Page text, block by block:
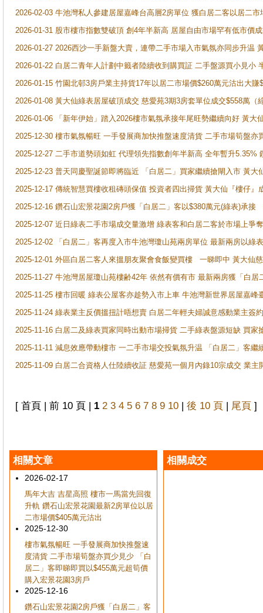
2026-02-03 牛池灣私人參建居屋嘉峰台高層2房單位 獲白居二客以居二市
2026-01-31 股市樓市指數雙破頂 創4年半新高 居屋自由市場罕有低市價
2026-01-27 2026西沙一手新盤大賣，連帶二手市場入市氣氛亦同步升温
2026-01-22 白居二青年人計劃中籤者陸續收到購買証 二手盤源買小見小
2026-01-15 竹園北邨3房戶業主持貨17年以居二市場價$260萬元沽出大賺
2026-01-08 黃大仙綠表居屋破頂成交 慈愛苑3期3房套單位成交$558萬（
2026-01-06 「新年伊始」踏入2026樓市氣氛承接年尾旺勢繼續向好 黃
2025-12-30 樓市氣氛暢旺 一手發展商加快推盤速度清貨 二手市場筍盤
2025-12-27 二手市道勢頭如虹 代理領先指數創年半新高 全年暫升5.35%
2025-12-23 普天同慶聖誕節即將臨近 「白居二」買家繼續搶閘入市 黃
2025-12-17 傳統智慧買樓收租磚頭保值 投資者四出掃貨 黃大仙『樓仔
2025-12-16 鑽石山宏景花園2房戶獲「白居二」客以$380萬元(綠表)承接
2025-12-07 近日綠表二手市場成交量激增 綠表客和白居二客於市場上
2025-12-02 「白居二」客再度入市牛池灣瓊山苑兩房單位 最新兩房以綠
2025-12-01 外區白居二客人來搵朋友聚會食飯變買樓 一睇即中 黃大仙
2025-11-27 牛池灣居屋瓊山苑樓齢42年 依然有價有市 最新兩房獲「白居
2025-11-25 樓市回暖 綠表公屋客亦趁勢入市上車 牛池灣新世界居屋嘉峰
2025-11-24 綠表業主反價搵扭計唔想賣 白居二年輕夫婦誠意感動業主簽
2025-11-16 白居二及綠表買家同時出動市場掃貨 二手綠表盤源短缺 買
2025-11-11 減息效應帶動樓市 一二手市場交投氣氛升温 「白居二」客
2025-11-09 白居二合資格人仕陸續收証 慈愛苑一個月內錄10宗成交 業
[ 首頁 | 前 10 頁 | 1 2 3 4 5 6 7 8 9 10 | 後 10 頁 | 尾頁 ]
相關文章
2026-02-17
馬年大吉 吉星高照 樓市一馬當先回復
升軌 鑽石山宏景花園最新2房單位以居
二市場價$405萬元沽出
2025-12-30
樓市氣氛暢旺 一手發展商加快推盤速
度清貨 二手市場筍盤亦買少見少 「白
居二」客即睇即買以$455萬元超筍價
購入宏景花園3房戶
2025-12-16
鑽石山宏景花園2房戶獲「白居二」客
相關成交